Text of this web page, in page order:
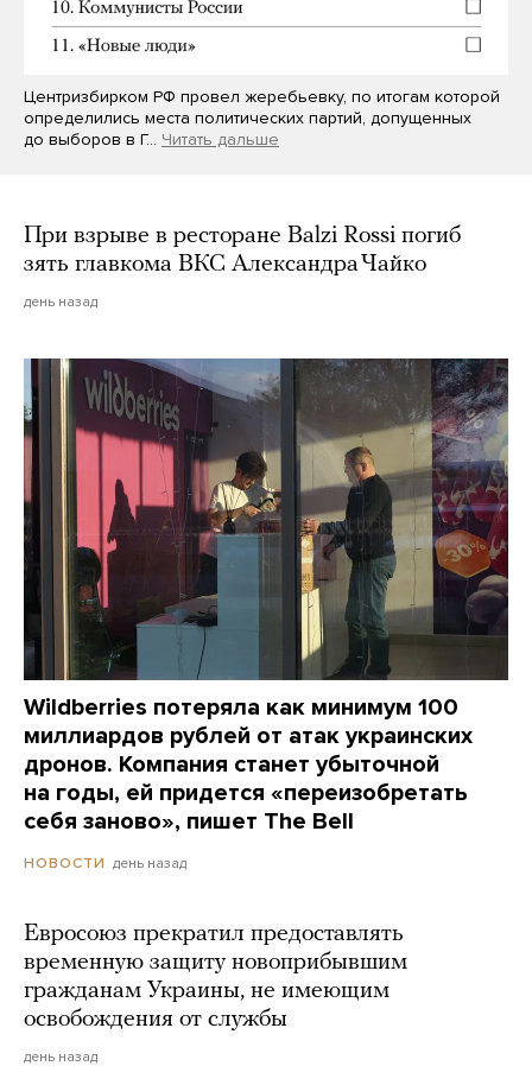
Центризбирком РФ провел жеребьевку, по итогам которой
определились места политических партий, допущенных
до выборов в Г… Читать дальше
При взрыве в ресторане Balzi Rossi погиб
зять главкома ВКС Александра Чайко
день назад
Wildberries потеряла как минимум 100
миллиардов рублей от атак украинских
дронов. Компания станет убыточной
на годы, ей придется «переизобретать
себя заново», пишет The Bell
НОВОСТИ день назад
Евросоюз прекратил предоставлять
временную защиту новоприбывшим
гражданам Украины, не имеющим
освобождения от службы
день назад